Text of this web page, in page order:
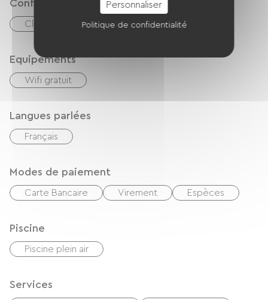
Confort
Climatisation
Equipements
Wifi gratuit
Langues parlées
Français
Modes de paiement
Carte Bancaire Virement Espèces
Piscine
Piscine plein air
Services
Personnaliser
Politique de confidentialité